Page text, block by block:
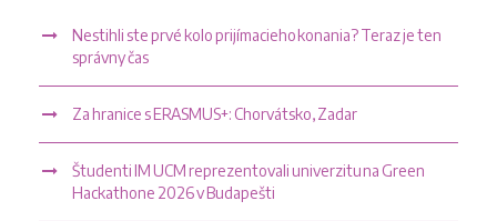
Nestihli ste prvé kolo prijímacieho konania? Teraz je ten
správny čas
Za hranice s ERASMUS+: Chorvátsko, Zadar
Študenti IM UCM reprezentovali univerzitu na Green
Hackathone 2026 v Budapešti